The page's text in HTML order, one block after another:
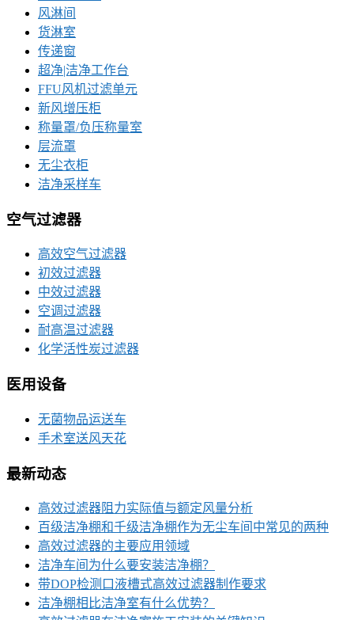
风淋间
货淋室
传递窗
超净|洁净工作台
FFU风机过滤单元
新风增压柜
称量罩/负压称量室
层流罩
无尘衣柜
洁净采样车
空气过滤器
高效空气过滤器
初效过滤器
中效过滤器
空调过滤器
耐高温过滤器
化学活性炭过滤器
医用设备
无菌物品运送车
手术室送风天花
最新动态
高效过滤器阻力实际值与额定风量分析
百级洁净棚和千级洁净棚作为无尘车间中常见的两种
高效过滤器的主要应用领域
洁净车间为什么要安装洁净棚？
带DOP检测口液槽式高效过滤器制作要求
洁净棚相比洁净室有什么优势？